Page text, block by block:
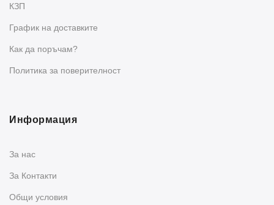
КЗП
График на доставките
Как да поръчам?
Политика за поверителност
Информация
За нас
За Контакти
Общи условия